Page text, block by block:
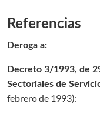
Referencias
Deroga a:
Decreto 3/1993, de
Sectoriales de
febrero de 1993):